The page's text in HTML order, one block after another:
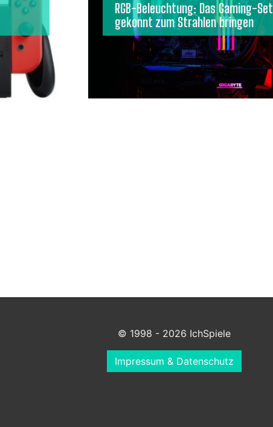
RGB-Beleuchtung: Das Gaming-
gekonnt zum Strahlen bringen
© 1998 - 2026 IchSpiele
Impressum & Datenschutz